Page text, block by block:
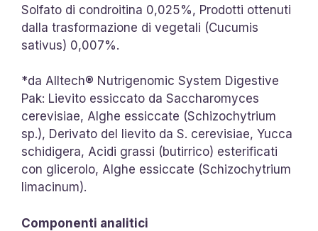
Solfato di condroitina 0,025%, Prodotti ottenuti
dalla trasformazione di vegetali (Cucumis
sativus) 0,007%.
*da Alltech® Nutrigenomic System Digestive
Pak: Lievito essiccato da Saccharomyces
cerevisiae, Alghe essiccate (Schizochytrium
sp.), Derivato del lievito da S. cerevisiae, Yucca
schidigera, Acidi grassi (butirrico) esterificati
con glicerolo, Alghe essiccate (Schizochytrium
limacinum).
Componenti analitici